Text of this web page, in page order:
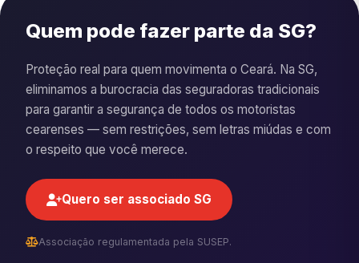
Quem pode fazer parte da SG?
Proteção real para quem movimenta o Ceará. Na SG,
eliminamos a burocracia das seguradoras tradicionais
para garantir a segurança de todos os motoristas
cearenses — sem restrições, sem letras miúdas e com
o respeito que você merece.
Quero ser associado SG
Associação regulamentada pela SUSEP.